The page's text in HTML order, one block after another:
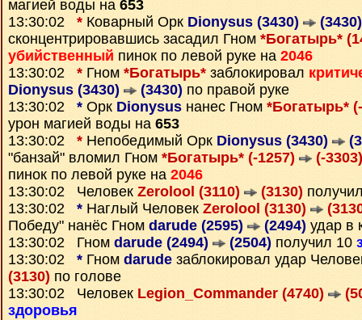
магией воды на 653
13:30:02 * Коварный Орк Dionysus (3430)
(3430)
сконцентрировавшись засадил Гном *Богатырь*
убийственный пинок по левой руке на 2046
13:30:02 * Гном *Богатырь* заблокировал
Dionysus (3430)
(3430) по правой руке
13:30:02 * Орк Dionysus нанес Гном *Богатырь*
урон магией воды на 653
13:30:02 * Непобедимый Орк Dionysus (3430)
"банзай" вломил Гном *Богатырь* (-1257)
(-3303)
пинок по левой руке на 2046
13:30:02 Человек Zerolool (3110) (3130)
13:30:02 * Наглый Человек Zerolool (3130)
Победу" нанёс Гном darude (2595) (2494) удар в
13:30:02 Гном darude (2494) (2504) получил 10
13:30:02 * Гном darude заблокировал удар
(3130) по голове
13:30:02 Человек Legion_Commander (4740)
здоровья